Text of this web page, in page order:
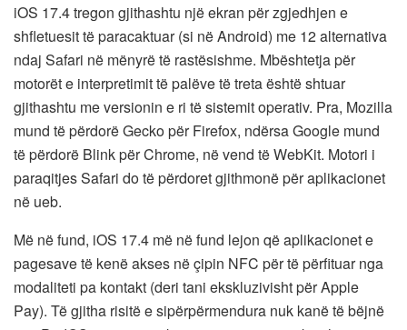
iOS 17.4 tregon gjithashtu një ekran për zgjedhjen e
shfletuesit të paracaktuar (si në Android) me 12 alternativa
ndaj Safari në mënyrë të rastësishme. Mbështetja për
motorët e interpretimit të palëve të treta është shtuar
gjithashtu me versionin e ri të sistemit operativ. Pra, Mozilla
mund të përdorë Gecko për Firefox, ndërsa Google mund
të përdorë Blink për Chrome, në vend të WebKit. Motori i
paraqitjes Safari do të përdoret gjithmonë për aplikacionet
në ueb.
Më në fund, iOS 17.4 më në fund lejon që aplikacionet e
pagesave të kenë akses në çipin NFC për të përfituar nga
modaliteti pa kontakt (deri tani ekskluzivisht për Apple
Pay). Të gjitha risitë e sipërpërmendura nuk kanë të bëjnë